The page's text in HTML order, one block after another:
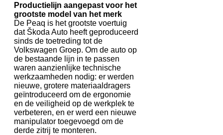
Productielijn aangepast voor het
grootste model van het merk
De Peaq is het grootste voertuig
dat Škoda Auto heeft geproduceerd
sinds de toetreding tot de
Volkswagen Groep. Om de auto op
de bestaande lijn in te passen
waren aanzienlijke technische
werkzaamheden nodig: er werden
nieuwe, grotere materiaaldragers
geïntroduceerd om de ergonomie
en de veiligheid op de werkplek te
verbeteren, en er werd een nieuwe
manipulator toegevoegd om de
derde zitrij te monteren.